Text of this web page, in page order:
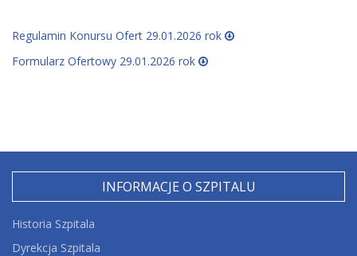
Regulamin Konursu Ofert 29.01.2026 rok
Formularz Ofertowy 29.01.2026 rok
INFORMACJE O SZPITALU
Historia Szpitala
Dyrekcja Szpitala